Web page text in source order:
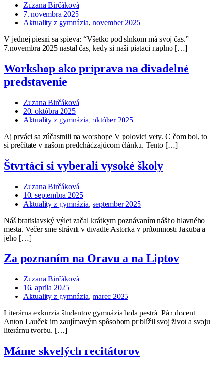
Zuzana Birčáková
7. novembra 2025
Aktuality z gymnázia, november 2025
V jednej piesni sa spieva: “Všetko pod slnkom má svoj čas.”
7.novembra 2025 nastal čas, kedy si naši piataci naplno […]
Workshop ako príprava na divadelné
predstavenie
Zuzana Birčáková
20. októbra 2025
Aktuality z gymnázia, október 2025
Aj prváci sa zúčastnili na worshope V polovici vety. O čom bol, to
si prečítate v našom predchádzajúcom článku. Tento […]
Štvrtáci si vyberali vysoké školy
Zuzana Birčáková
10. septembra 2025
Aktuality z gymnázia, september 2025
Náš bratislavský výlet začal krátkym poznávaním nášho hlavného
mesta. Večer sme strávili v divadle Astorka v prítomnosti Jakuba a
jeho […]
Za poznaním na Oravu a na Liptov
Zuzana Birčáková
16. apríla 2025
Aktuality z gymnázia, marec 2025
Literárna exkurzia študentov gymnázia bola pestrá. Pán docent
Anton Lauček im zaujímavým spôsobom priblížil svoj život a svoju
literárnu tvorbu. […]
Máme skvelých recitátorov